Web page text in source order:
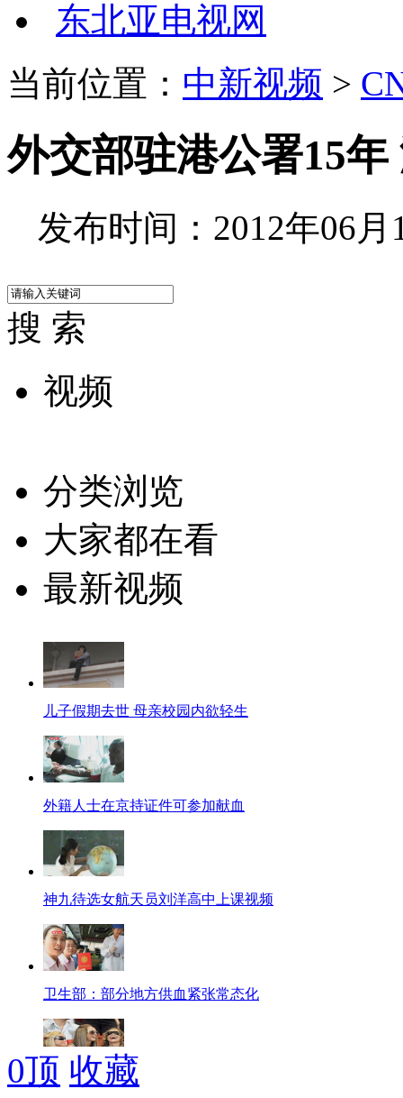
东北亚电视网
当前位置： 中新视频 >
外交部驻港公署15
发布时间：2012年06月
搜 索
视频
分类浏览
大家都在看
最新视频
儿子假期去世 母亲校园内欲轻生
外籍人士在京持证件可参加献血
神九待选女航天员刘洋高中上课视频
卫生部：部分地方供血紧张常态化
"太太团"欧洲杯场下热闹PK
0顶 收藏